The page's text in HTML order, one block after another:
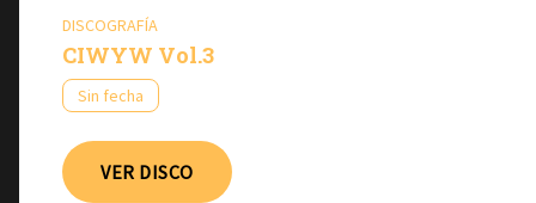
DISCOGRAFÍA
CIWYW Vol​​.​​3
Sin fecha
VER DISCO